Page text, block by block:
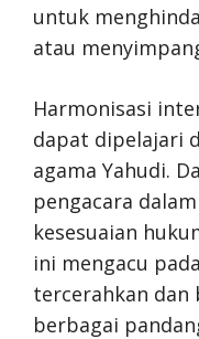
untuk
atau
Harmonisasi
dapat dipelajari
agama Yahudi.
pengacara
kesesuaian
ini mengacu
tercerahkan dan
berbagai